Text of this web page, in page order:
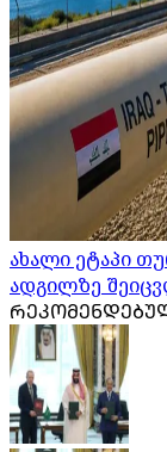
ახალი ეტაპი
ადგილზე